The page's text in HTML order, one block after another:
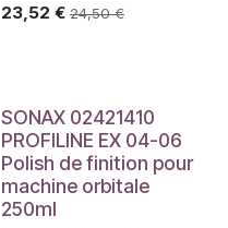
23,52 € 24,50€
SONAX 02421410
PROFILINE EX 04-06
Polish de finition pour
machine orbitale
250ml